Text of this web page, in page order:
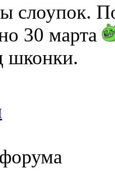
слоупок.
30 марта
шконки.